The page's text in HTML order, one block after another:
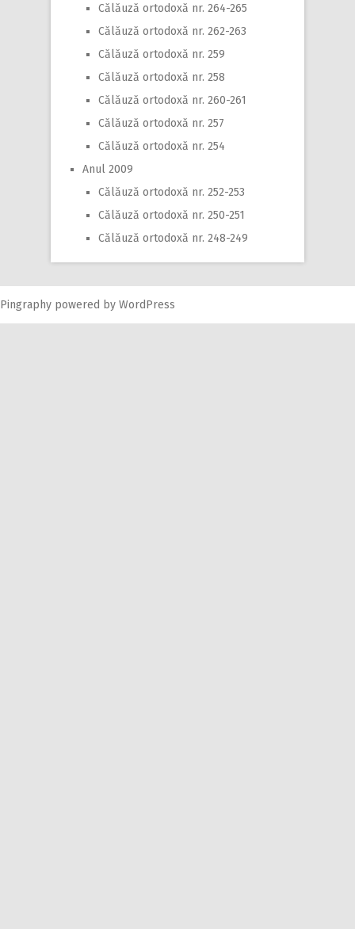
Călăuză ortodoxă nr. 264-265
Călăuză ortodoxă nr. 262-263
Călăuză ortodoxă nr. 259
Călăuză ortodoxă nr. 258
Călăuză ortodoxă nr. 260-261
Călăuză ortodoxă nr. 257
Călăuză ortodoxă nr. 254
Anul 2009
Călăuză ortodoxă nr. 252-253
Călăuză ortodoxă nr. 250-251
Călăuză ortodoxă nr. 248-249
Pingraphy powered by WordPress